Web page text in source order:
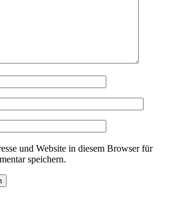
und Website in diesem Browser für
speichern.